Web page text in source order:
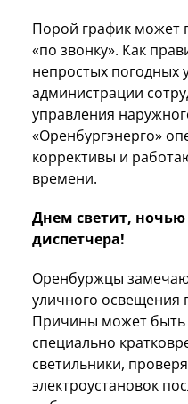
Порой график может
«по звонку». Как
непростых погодных
администрации
управления
«Оренбургэнерго»
коррективы и
времени.
Днем светит,
диспетчера!
Оренбуржцы
уличного освещения
Причины может быть
специально
светильники,
электроустановок